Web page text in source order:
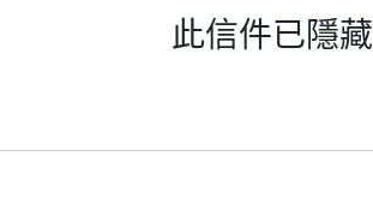
此信件已隱藏